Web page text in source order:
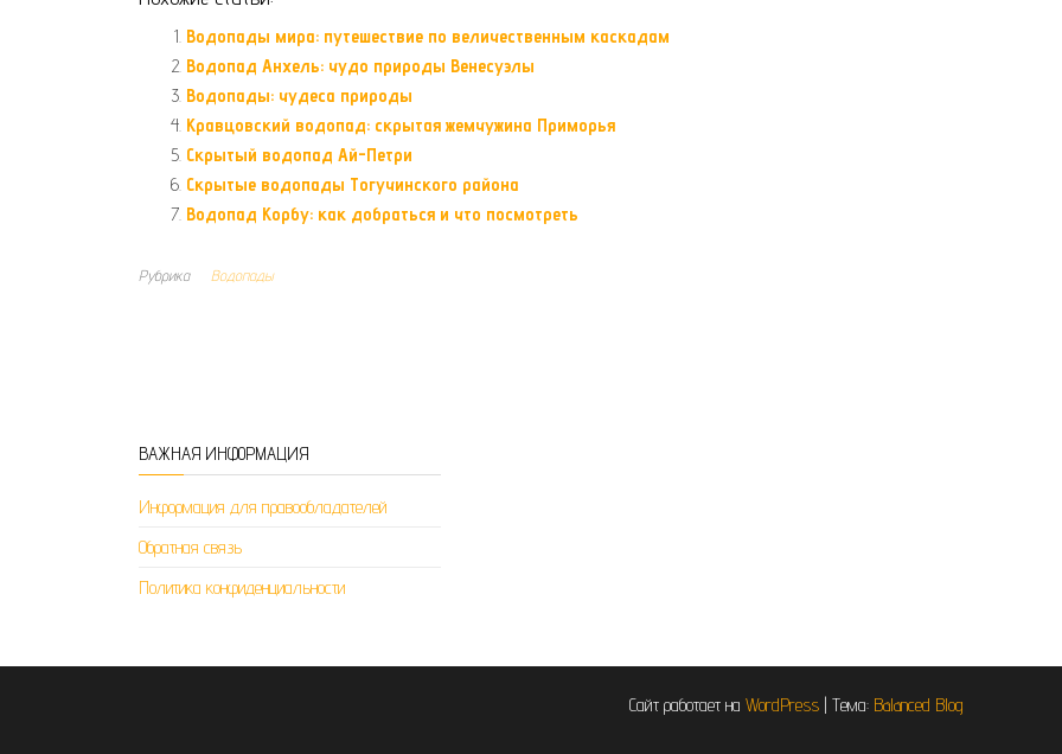
Водопады мира: путешествие по величественным каскадам
Водопад Анхель: чудо природы Венесуэлы
Водопады: чудеса природы
Кравцовский водопад: скрытая жемчужина Приморья
Скрытый водопад Ай-Петри
Скрытые водопады Тогучинского района
Водопад Корбу: как добраться и что посмотреть
Рубрика Водопады
ВАЖНАЯ ИНФОРМАЦИЯ
Информация для правообладателей
Обратная связь
Политика конфиденциальности
Сайт работает на WordPress | Тема: Balanced Blog